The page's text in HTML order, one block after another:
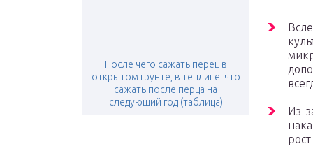
После чего сажать перец в
открытом грунте, в теплице. что
сажать после перца на
следующий год (таблица)
Из-